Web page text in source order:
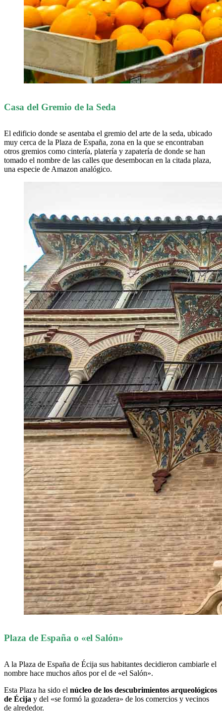
Casa del Gremio de la Seda
El edificio donde se asentaba el gremio del arte de la seda, ubicado
muy cerca de la Plaza de España, zona en la que se encontraban
otros gremios como cintería, platería y zapatería de donde se han
tomado el nombre de las calles que desembocan en la citada plaza,
una especie de Amazon analógico.
Plaza de España o «el Salón»
A la Plaza de España de Écija sus habitantes decidieron cambiarle el
nombre hace muchos años por el de «el Salón».
Esta Plaza ha sido el núcleo de los descubrimientos arqueológicos
de Écija y del «se formó la gozadera» de los comercios y vecinos
de alrededor.